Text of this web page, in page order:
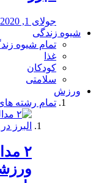
جولای 1, 2020
شیوه زندگی
تمام شیوه
غذا
کودکان
سلامتی
ورزش
تمام رشته